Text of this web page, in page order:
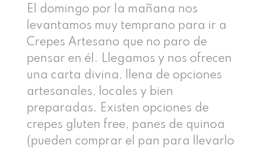
El domingo por la mañana nos
levantamos muy temprano para ir a
Crepes Artesano que no paro de
pensar en él. Llegamos y nos ofrecen
una carta divina, llena de opciones
artesanales, locales y bien
preparadas. Existen opciones de
crepes gluten free, panes de quinoa
(pueden comprar el pan para llevarlo